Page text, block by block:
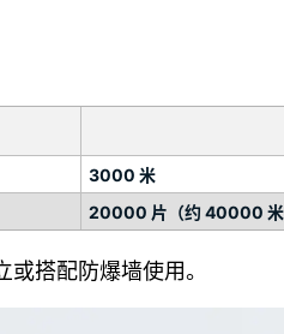
3000 米
20000 片（约 40000 米
搭配防爆墙使用。